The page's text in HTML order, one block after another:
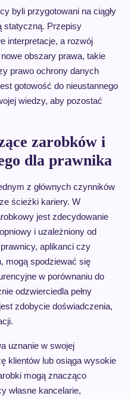
byli przygotowani na ciągły
statyczną. Przepisy
interpretacje, a rozwój
obszary prawa, takie
prawo ochrony danych
gotowość do nieustannego
wiedzy, aby pozostać
zarobków i
dla prawnika
z głównych czynników
ścieżki kariery. W
jest zdecydowanie
i uzależniony od
aplikanci czy
mogą spodziewać się
w porównaniu do
odzwierciedla pełny
zdobycie doświadczenia,
uznanie w swojej
klientów lub osiąga wysokie
mogą znacząco
własne kancelarie,